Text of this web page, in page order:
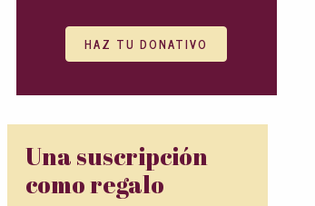
HAZ TU DONATIVO
Una suscripción
como regalo